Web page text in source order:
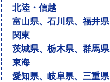
北陸・信越
富山県、石川県、福井
関東
茨城県、栃木県、群馬
東海
愛知県、岐阜県、三重